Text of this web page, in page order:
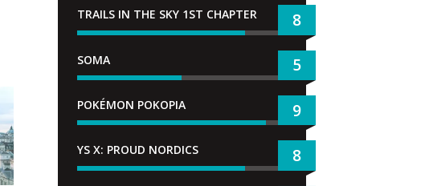
TRAILS IN THE SKY 1ST CHAPTER 8
SOMA 5
POKÉMON POKOPIA 9
YS X: PROUD NORDICS 8